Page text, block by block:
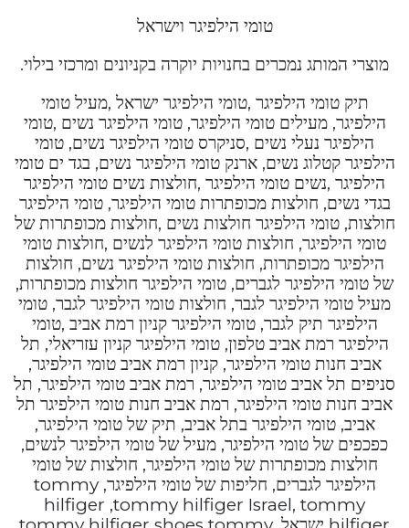
טומי הילפיגר וישראל
מוצרי המותג נמכרים בחנויות יוקרה בקניונים ומרכזי בילוי.
תיק טומי הילפיגר ,טומי הילפיגר ישראל ,מעיל טומי
הילפיגר, מעילים טומי הילפיגר, טומי הילפיגר נשים ,טומי
הילפיגר נעלי נשים ,סניקרס טומי הילפיגר נשים, טומי
הילפיגר קטלוג נשים, ארנק טומי הילפיגר נשים, בגד ים טומי
הילפיגר ,נשים טומי הילפיגר ,חולצות נשים טומי הילפיגר
בגדי נשים, חולצות מכופתרות טומי הילפיגר, טומי הילפיגר
חולצות, טומי הילפיגר חולצות נשים ,חולצות מכופתרות של
טומי הילפיגר, חולצות טומי הילפיגר לנשים ,חולצות טומי
הילפיגר מכופתרות, חולצות טומי הילפיגר נשים, חולצות
של טומי הילפיגר לגברים, טומי הילפיגר חולצות מכופתרות,
מעיל טומי הילפיגר לגבר, חולצות טומי הילפיגר לגבר, טומי
הילפיגר תיק לגבר, טומי הילפיגר קניון רמת אביב ,טומי
הילפיגר רמת אביב טלפון, טומי הילפיגר קניון עזריאלי, תל
אביב חנות טומי הילפיגר, קניון רמת אביב טומי הילפיגר,
סניפים תל אביב טומי הילפיגר, רמת אביב טומי הילפיגר, תל
אביב חנות טומי הילפיגר, רמת אביב חנות טומי הילפיגר תל
אביב, טומי הילפיגר בתל אביב, תיק של טומי הילפיגר,
כפכפים של טומי הילפיגר, מעיל של טומי הילפיגר לנשים,
חולצות מכופתרות של טומי הילפיגר, חולצות של טומי
הילפיגר לגברים, חליפות של טומי הילפיגר, tommy
hilfiger ,tommy hilfiger Israel, tommy